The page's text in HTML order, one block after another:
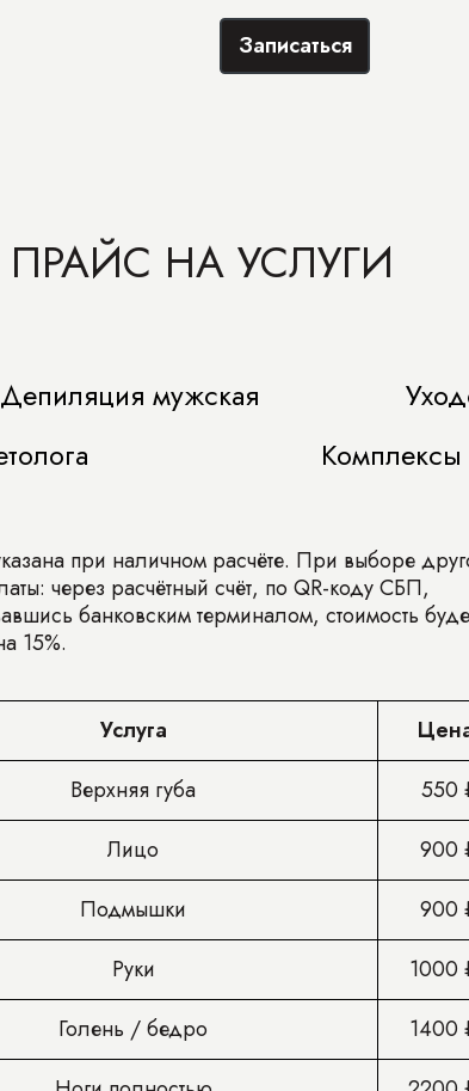
Записаться
ПРАЙС НА УСЛУГИ
Депиляция мужская
при наличном расчёте. При выборе
через расчётный счёт, по QR-коду СБП,
банковским терминалом, стоимость
15%.
Услуга
Верхняя губа
550
Лицо
900
Подмышки
900
Руки
1000
Голень / бедро
1400